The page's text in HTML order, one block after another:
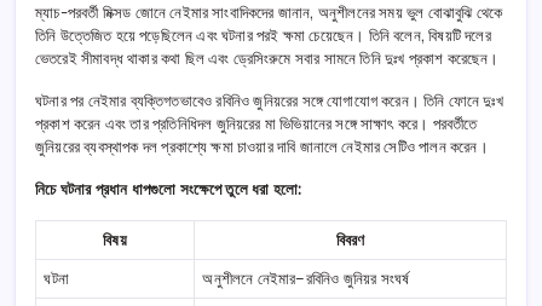
ম্যাচ-পরবর্তী মিক্সড জোনে নেইমার সাংবাদিকদের জানান, অনুশীলনের সময় ভুল বোঝাবুঝি থেকে
তিনি উত্তেজিত হয়ে পড়েছিলেন এবং ঘটনার পরই ক্ষমা চেয়েছেন। তিনি বলেন, বিষয়টি দলের
ভেতরেই সীমাবদ্ধ থাকার কথা ছিল এবং ড্রেসিংরুমে সবার সামনে তিনি দুঃখ প্রকাশ করেছেন।
ঘটনার পর নেইমার ব্যক্তিগতভাবেও রবিনিও জুনিয়রের সঙ্গে যোগাযোগ করেন। তিনি ফোনে দুঃখ
প্রকাশ করেন এবং তার প্রতিনিধিদল জুনিয়রের মা ভিভিয়ানের সঙ্গে সাক্ষাৎ করে। পরবর্তীতে
জুনিয়রের ব্যবস্থাপক দল প্রকাশ্যে ক্ষমা চাওয়ার দাবি জানালে নেইমার সেটিও পালন করেন।
নিচে ঘটনার প্রধান ধাপগুলো সংক্ষেপে তুলে ধরা হলো:
বিষয়
বিবরণ
ঘটনা
অনুশীলনে নেইমার–রবিনিও জুনিয়র সংঘর্ষ